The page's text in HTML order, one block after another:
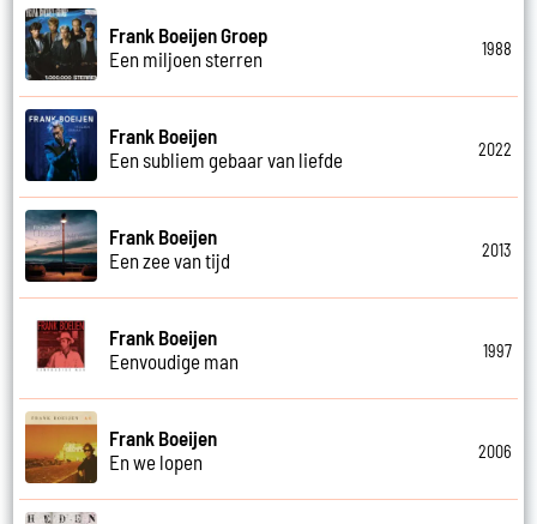
Frank Boeijen Groep
Een miljoen sterren
1988
Frank Boeijen
Een subliem gebaar van liefde
2022
Frank Boeijen
Een zee van tijd
2013
Frank Boeijen
Eenvoudige man
1997
Frank Boeijen
En we lopen
2006